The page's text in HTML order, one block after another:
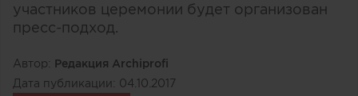
участников церемонии будет организован
пресс-подход.
Автор: Редакция Archiprofi
Дата публикации: 04.10.2017